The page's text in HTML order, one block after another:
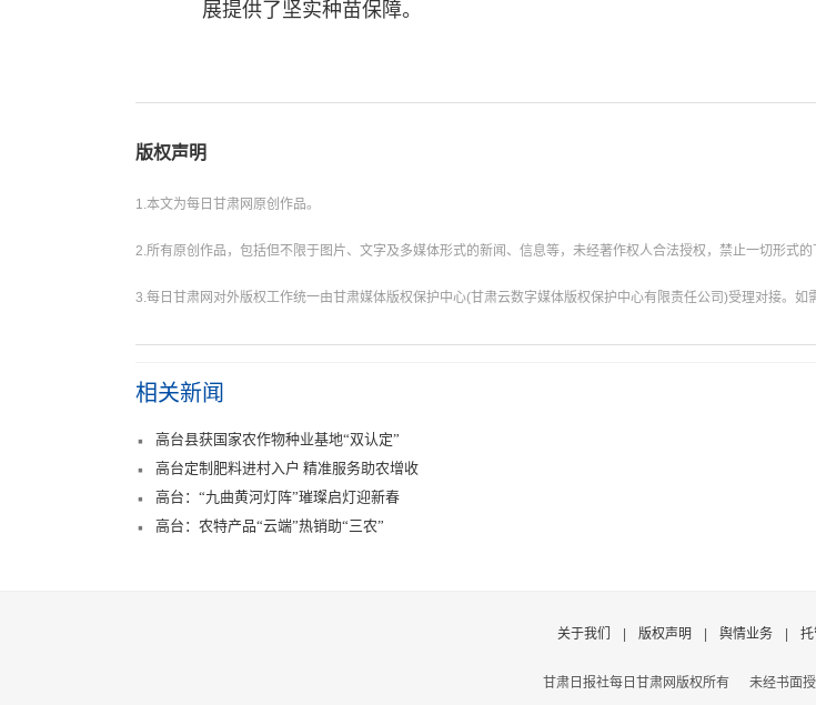
展提供了坚实种苗保障。
版权声明
1.本文为每日甘肃网原创作品。
2.所有原创作品，包括但不限于图片、文字及多媒体形式的新闻、信息等，未经著作权人合法授权，禁止一切形式
3.每日甘肃网对外版权工作统一由甘肃媒体版权保护中心(甘肃云数字媒体版权保护中心有限责任公司)受理对接。
相关新闻
高台县获国家农作物种业基地“双认定”
高台定制肥料进村入户 精准服务助农增收
高台：“九曲黄河灯阵”璀璨启灯迎新春
高台：农特产品“云端”热销助“三农”
关于我们 版权声明 舆情业务
甘肃日报社每日甘肃网版权所有 未经书面